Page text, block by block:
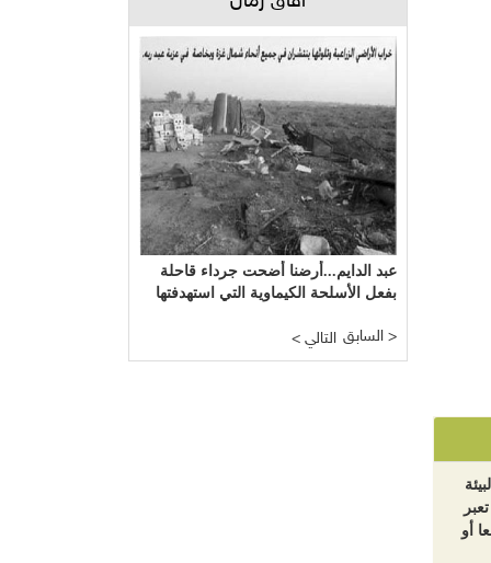
عبد الدايم...أرضنا أضحت جرداء قاحلة
بفعل الأسلحة الكيماوية التي استهدفتها
< التالي السابق >
أو